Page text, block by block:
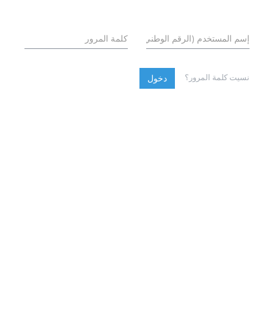
نسيت كلمة المرور؟ دخول